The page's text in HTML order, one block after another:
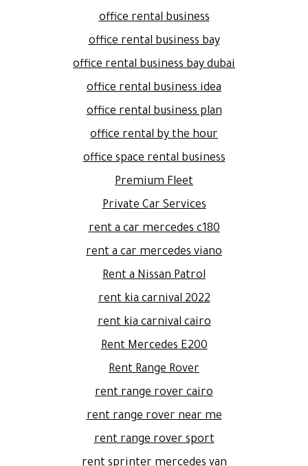
office rental business
office rental business bay
office rental business bay dubai
office rental business idea
office rental business plan
office rental by the hour
office space rental business
Premium Fleet
Private Car Services
rent a car mercedes c180
rent a car mercedes viano
Rent a Nissan Patrol
rent kia carnival 2022
rent kia carnival cairo
Rent Mercedes E200
Rent Range Rover
rent range rover cairo
rent range rover near me
rent range rover sport
rent sprinter mercedes van